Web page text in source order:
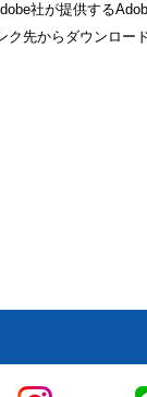
社が提供する
先からダウンロー